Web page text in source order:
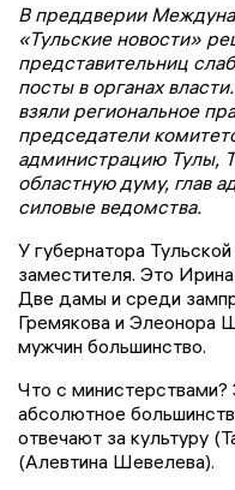
В преддверии
«Тульские новости»
представительниц
посты в органах
взяли региональное
председатели
администрацию Тулы,
областную думу, глав
силовые ведомства.
У губернатора
заместителя. Это
Две дамы и среди
Гремякова и Элеонора
мужчин большинство.
Что с
абсолютное
отвечают за культуру
(Алевтина Шевелева).